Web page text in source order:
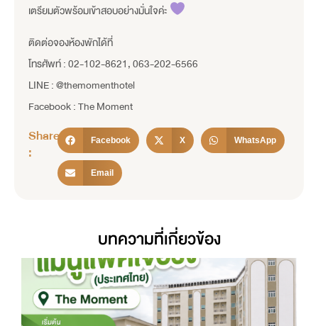
เตรียมตัวพร้อมเข้าสอบอย่างมั่นใจค่ะ
ติดต่อจองห้องพักได้ที่
โทรศัพท์ : 02-102-8621, 063-202-6566
LINE : @themomenthotel
Facebook : The Moment
Share
:
Facebook X WhatsApp
Email
บทความที่เกี่ยวข้อง